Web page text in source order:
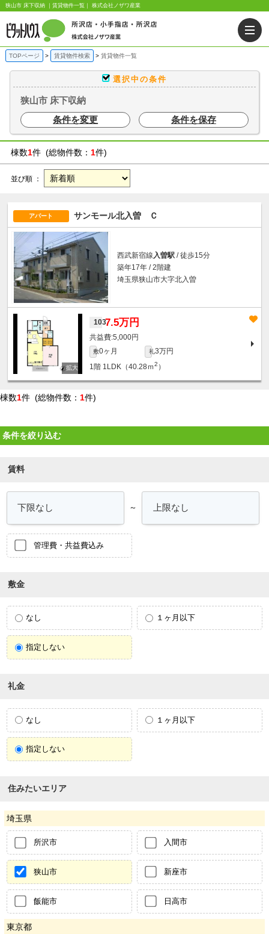
狭山市 床下収納 ｜賃貸物件一覧｜ 株式会社ノザワ産業
TOPページ 賃貸物件検索 賃貸物件一覧
選択中の条件
狭山市 床下収納
条件を変更
条件を保存
棟数1件 (総物件数： 1件)
並び順 ：
アパート サンモール北入曽 Ｃ
西武新宿線入曽駅 / 徒歩15分
築年17年 / 2階建
埼玉県狭山市大字北入曽
1037.5万円
5,000円
敷0ヶ月 礼3万円
1階 1LDK（40.28ｍ2 ）
棟数1件 (総物件数： 1件)
条件を絞り込む
賃料
～
管理費・共益費込み
敷金
なし １ヶ月以下
指定しない
礼金
なし １ヶ月以下
指定しない
住みたいエリア
埼玉県
所沢市 入間市
狭山市 新座市
飯能市 日高市
東京都